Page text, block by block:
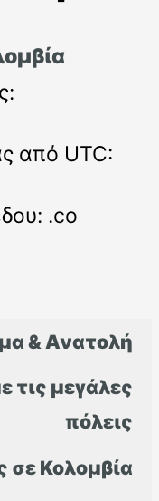
από UTC:
.co
& Ανατολή
τις μεγάλες
πόλεις
σε Κολομβία